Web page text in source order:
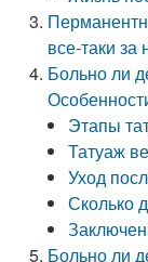
все-таки
Больно ли
Этапы
Татуаж
Уход
Сколько
Больно ли